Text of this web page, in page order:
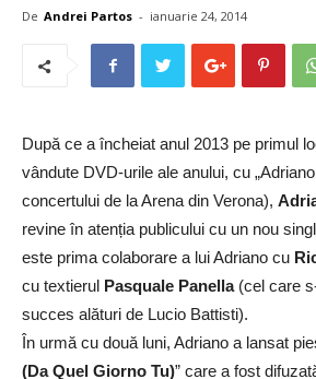
De Andrei Partos - ianuarie 24, 2014
După ce a încheiat anul 2013 pe primul
vândute DVD-urile ale anului, cu
concertului de la Arena din Verona),
revine în atenția publicului cu un nou
este prima colaborare a lui Adriano cu
cu textierul Pasquale Panella(cel care
succes alături de Lucio Battisti).
În urmă cu două luni, Adriano a lansat
(Da Quel Giorno Tu)” care a fost